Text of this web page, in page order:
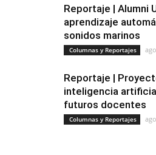
Reportaje | Alumni
aprendizaje
sonidos marinos
Columnas y Reportajes
Reportaje |
inteligencia
futuros docentes
Columnas y Reportajes